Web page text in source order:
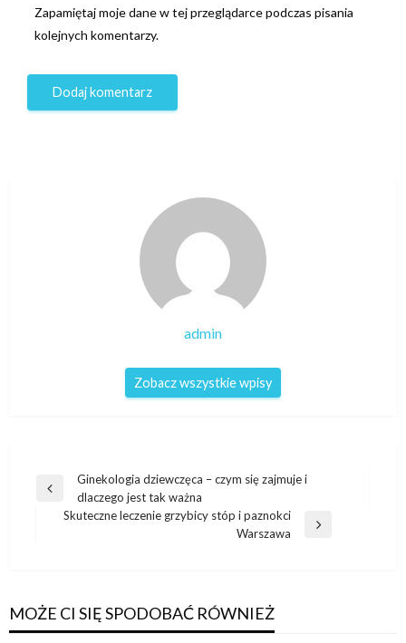
Zapamiętaj moje dane w tej przeglądarce podczas pisania
kolejnych komentarzy.
admin
Zobacz wszystkie wpisy
Nawigacja
wpisu
Poprzedni
Ginekologia dziewczęca – czym się zajmuje i
dlaczego jest tak ważna
Skuteczne leczenie grzybicy stóp i paznokci
Warszawa
MOŻE CI SIĘ SPODOBAĆ RÓWNIEŻ